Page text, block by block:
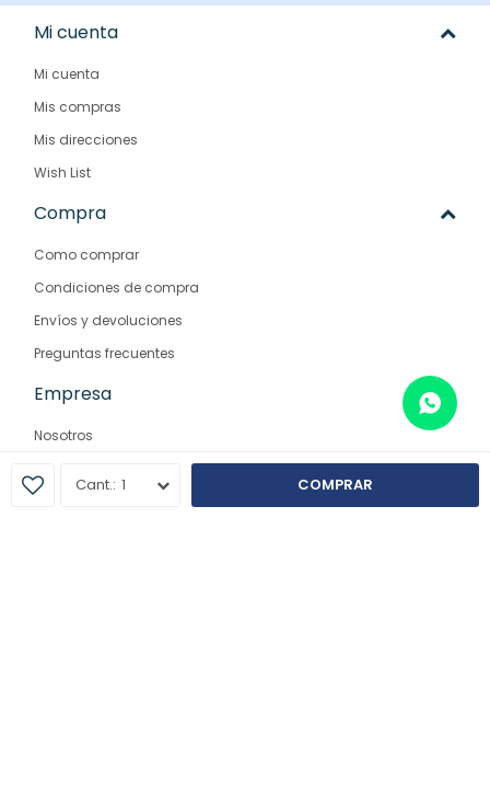
1 COMPRAR
Mi cuenta
Mi cuenta
Mis compras
Mis direcciones
Wish List
Compra
Como comprar
Condiciones de compra
Envíos y devoluciones
Preguntas frecuentes
Empresa
Nosotros